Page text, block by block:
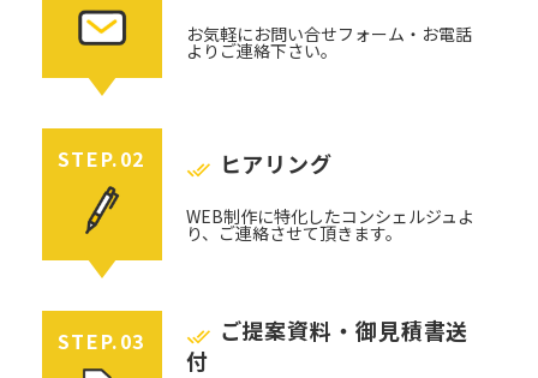
お気軽にお問い合せフォーム・お電話
よりご連絡下さい。
STEP.02 ヒアリング
WEB制作に特化したコンシェルジュよ
り、ご連絡させて頂きます。
STEP.03
ご提案資料・御見積書送
付